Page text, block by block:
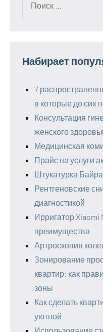
Набирает
7
в которые до сих
Консультация
женского
Медицинская
Прайс на услуги
Штукатурка
Рентгеновские
диагностикой
Ирригатор Xiaomi
преимущества
Артроскопия
Зонирование
квартир: как
зоны
Как сделать
уютной